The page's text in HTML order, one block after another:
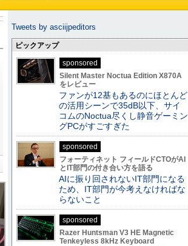
Tweets by asciijpeditors
ピックアップ
sponsored
Silent Master Noctua Edition X870A
をレビュー
ファンが12基もあるのにほとんど
の活用シーンで35dB以下、サイ
コムのNoctua尽くし静音ゲーミン
グPCがすごすぎた
sponsored
フォーティネット フィールドCTOがAI
とIT部門の付き合い方を語る
AIに振り回されないIT部門になる
ため、IT部門が今考えなければな
らないこと
sponsored
Razer Huntsman V3 HE Magnetic
Tenkeyless 8kHz Keyboard